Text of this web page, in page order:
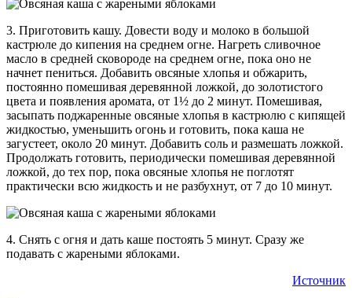
3. Приготовить кашу. Довести воду и молоко в большой
кастрюле до кипения на среднем огне. Нагреть сливочное
масло в средней сковороде на среднем огне, пока оно не
начнет пениться. Добавить овсяные хлопья и обжарить,
постоянно помешивая деревянной ложкой, до золотистого
цвета и появления аромата, от 1½ до 2 минут. Помешивая,
засыпать поджаренные овсяные хлопья в кастрюлю с кипящей
жидкостью, уменьшить огонь и готовить, пока каша не
загустеет, около 20 минут. Добавить соль и размешать ложкой.
Продолжать готовить, периодически помешивая деревянной
ложкой, до тех пор, пока овсяные хлопья не поглотят
практически всю жидкость и не разбухнут, от 7 до 10 минут.
4. Снять с огня и дать каше постоять 5 минут. Сразу же
подавать с жареными яблоками.
Источник